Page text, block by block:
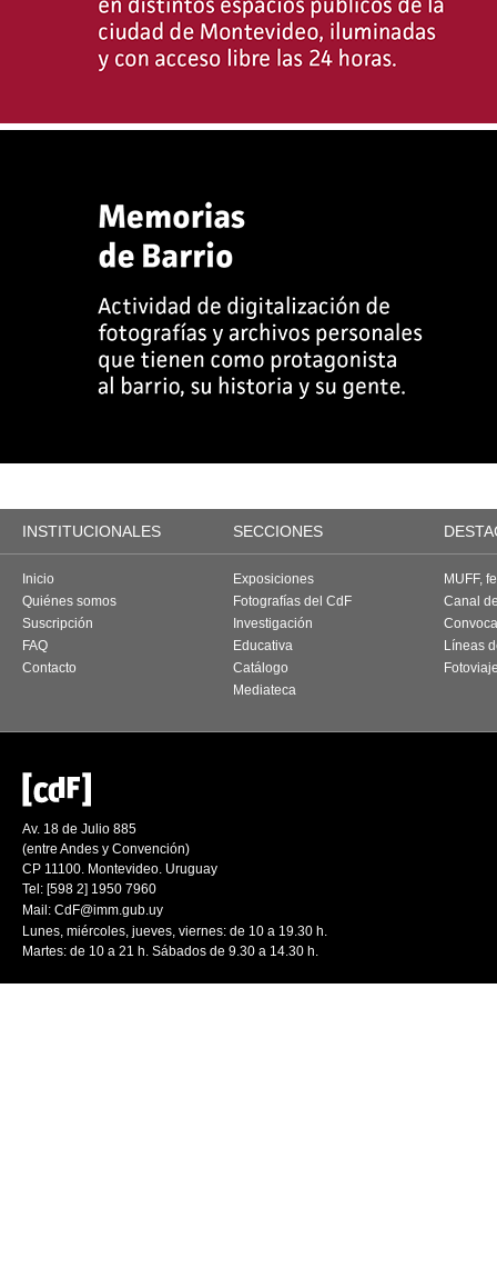
INSTITUCIONALES SECCIONES
Inicio
Quiénes somos
Suscripción
FAQ
Contacto
Exposiciones
Fotografías del CdF
Investigación
Educativa
Catálogo
Mediateca
MUFF,
Canal
Líneas
Av. 18 de Julio 885
(entre Andes y Convención)
CP 11100. Montevideo. Uruguay
Tel: [598 2] 1950 7960
Mail: CdF@imm.gub.uy
Lunes, miércoles, jueves, viernes: de 10 a 19.30 h.
Martes: de 10 a 21 h. Sábados de 9.30 a 14.30 h.